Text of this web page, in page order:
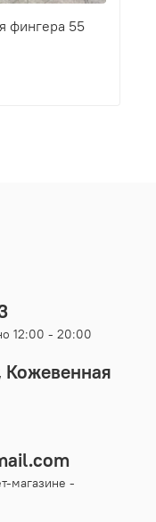
фингера 55
12:00 - 20:00
Кожевенная
магазине -